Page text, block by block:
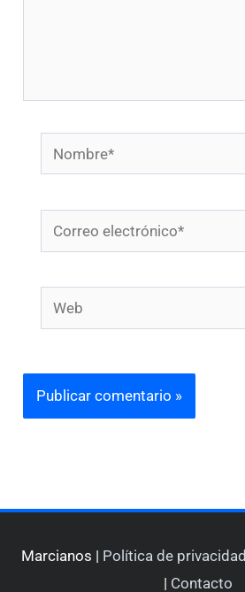
Nombre*
Correo
electrónico*
Web
Marcianos | Política de privacidad
| Contacto